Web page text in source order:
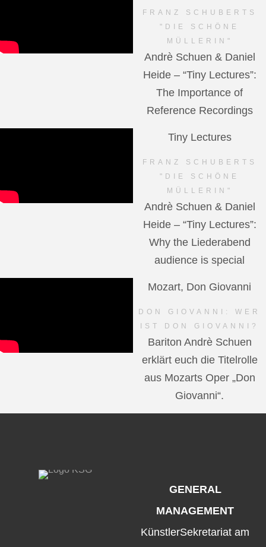
FRANZ SCHUBERTS
"DIE SCHÖNE
MÜLLERIN"
Andrè Schuen & Daniel
Heide – “Tiny Lectures”:
The Importance of
Reference Recordings
Tiny Lectures
FRANZ SCHUBERTS
"DIE SCHÖNE
MÜLLERIN"
Andrè Schuen & Daniel
Heide – “Tiny Lectures”:
Why the Liederabend
audience is special
Mozart, Don Giovanni
DON GIOVANNI: WER
IST DON GIOVANNI?
Bariton Andrè Schuen
erklärt euch die Titelrolle
aus Mozarts Oper „Don
Giovanni“.
GENERAL
MANAGEMENT
KünstlerSekretariat am